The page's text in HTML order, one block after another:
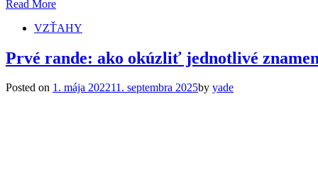
Read More
VZŤAHY
Prvé rande: ako okúzliť jednotlivé
Posted on 1. mája 202211. septembra 2025by yade